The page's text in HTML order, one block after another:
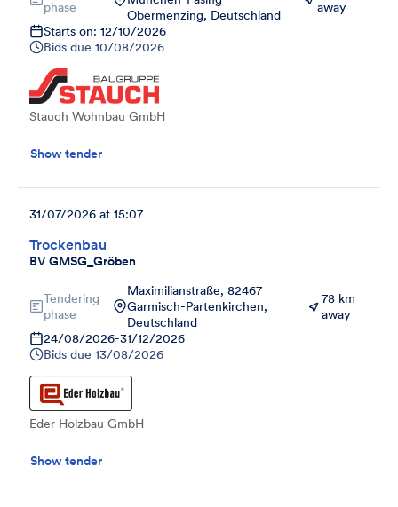
phase
Obermenzing, Deutschland
away
Starts on: 12/10/2026
Bids due 10/08/2026
Stauch Wohnbau GmbH
Show tender
Trockenbau
BV GMSG_Gröben
31/07/2026 at 15:07
Tendering
phase
Maximilianstraße, 82467
Garmisch-Partenkirchen,
Deutschland
78 km
away
24/08/2026-31/12/2026
Bids due 13/08/2026
Eder Holzbau GmbH
Show tender